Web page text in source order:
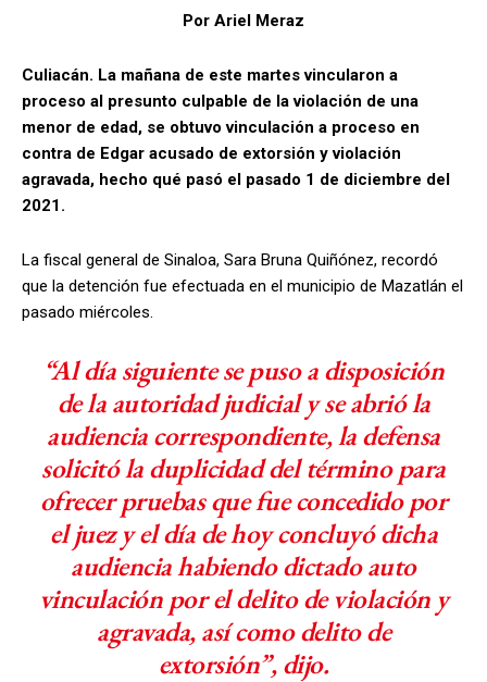
Por Ariel Meraz
Culiacán. La mañana de este martes vincularon a
proceso al presunto culpable de la violación de una
menor de edad, se obtuvo vinculación a proceso en
contra de Edgar acusado de extorsión y violación
agravada, hecho qué pasó el pasado 1 de diciembre del
2021.
La fiscal general de Sinaloa, Sara Bruna Quiñónez, recordó
que la detención fue efectuada en el municipio de Mazatlán el
pasado miércoles.
“Al día siguiente se puso a disposición
de la autoridad judicial y se abrió la
audiencia correspondiente, la defensa
solicitó la duplicidad del término para
ofrecer pruebas que fue concedido por
el juez y el día de hoy concluyó dicha
audiencia habiendo dictado auto
vinculación por el delito de violación y
agravada, así como delito de
extorsión”, dijo.